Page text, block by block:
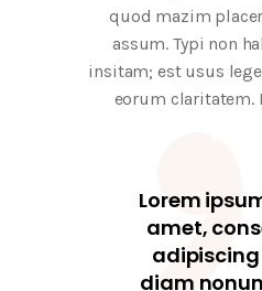
quod mazim
assum. Typi non
insitam; est usus
eorum claritatem.
Lorem
amet,
adipiscing
diam